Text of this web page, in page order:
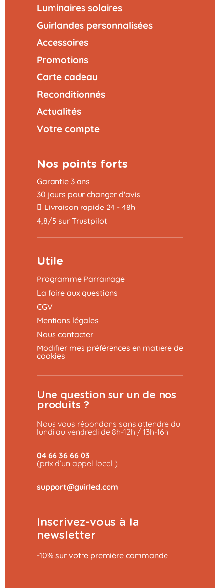
Luminaires solaires
Guirlandes personnalisées
Accessoires
Promotions
Carte cadeau
Reconditionnés
Actualités
Votre compte
Nos points forts
Garantie 3 ans
30 jours pour changer d'avis
Livraison rapide 24 - 48h
4,8/5 sur Trustpilot
Utile
Programme Parrainage
La foire aux questions
CGV
Mentions légales
Nous contacter
Modifier mes préférences en matière de
cookies
Une question sur un de nos
produits ?
Nous vous répondons sans attendre du
lundi au vendredi de 8h-12h / 13h-16h
04 66 36 66 03
(prix d’un appel local )
Inscrivez-vous à la
newsletter
-10% sur votre première commande